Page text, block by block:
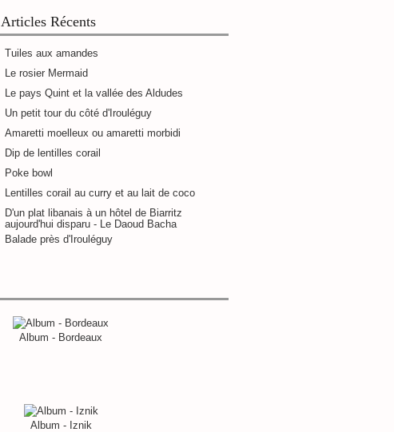
Articles Récents
Tuiles aux amandes
Le rosier Mermaid
Le pays Quint et la vallée des Aldudes
Un petit tour du côté d'Irouléguy
Amaretti moelleux ou amaretti morbidi
Dip de lentilles corail
Poke bowl
Lentilles corail au curry et au lait de coco
D'un plat libanais à un hôtel de Biarritz
aujourd'hui disparu - Le Daoud Bacha
Balade près d'Irouléguy
Album - Bordeaux
Album - Iznik